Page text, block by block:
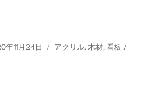
年11月24日
カ
アクリル,木材,看板 /